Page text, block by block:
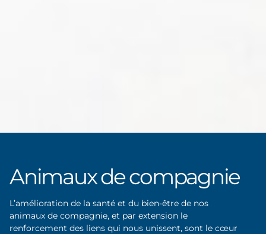
Animaux de compagnie
L’amélioration de la santé et du bien-être de nos
animaux de compagnie, et par extension le
renforcement des liens qui nous unissent, sont le cœur